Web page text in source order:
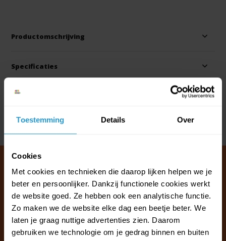
Toestemming Details Over
Cookies
Met cookies en technieken die daarop lijken helpen we je
beter en persoonlijker. Dankzij functionele cookies werkt
de website goed. Ze hebben ook een analytische functie.
Zo maken we de website elke dag een beetje beter. We
laten je graag nuttige advertenties zien. Daarom
gebruiken we technologie om je gedrag binnen en buiten
Productomschrijving
Specificaties
Reviews
Delen
Klantenservice & FAQ
Wij staan voor u klaar.
Ma t/m vr van 09:30 - 16:00 telefonisch